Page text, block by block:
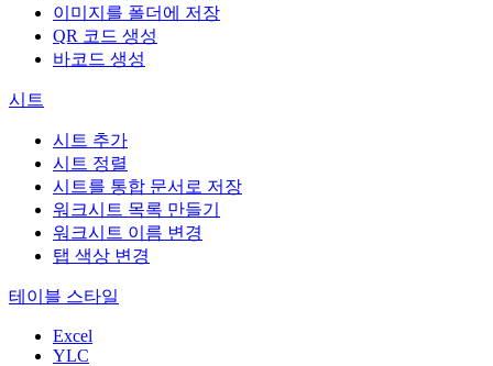
이미지를 폴더에 저장
QR 코드 생성
바코드 생성
시트
시트 추가
시트 정렬
시트를 통합 문서로 저장
워크시트 목록 만들기
워크시트 이름 변경
탭 색상 변경
테이블 스타일
Excel
YLC